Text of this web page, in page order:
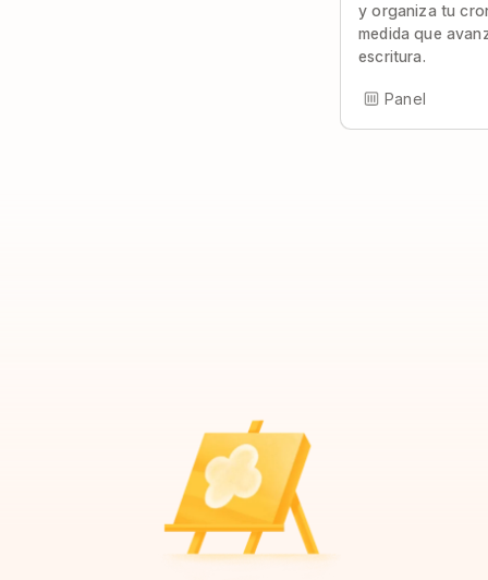
y organiza tu
medida que
escritura.
Panel